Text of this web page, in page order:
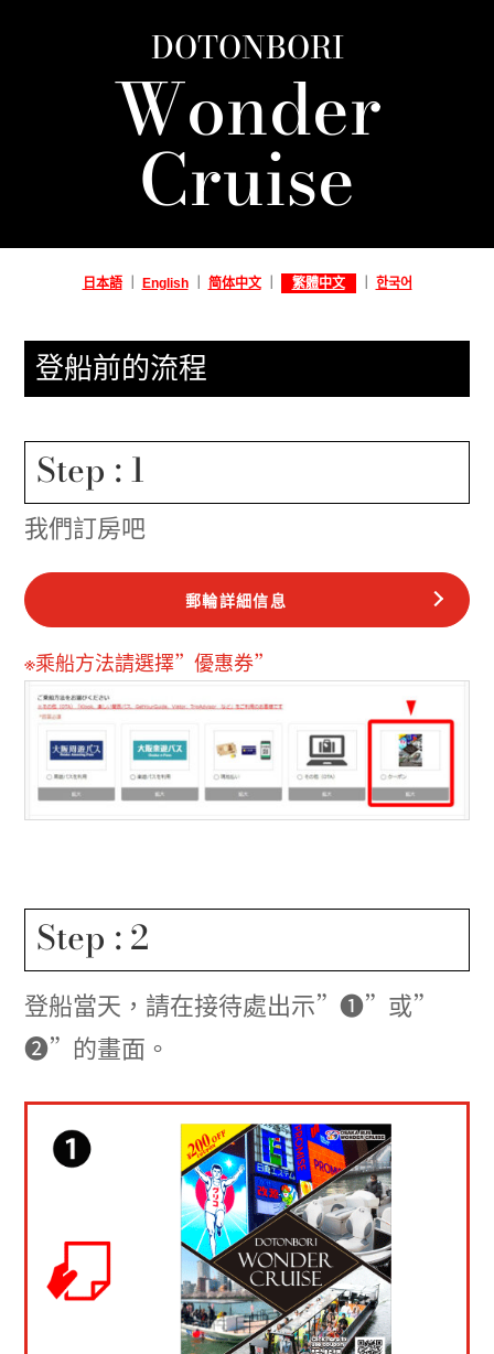
DOTONBORI
Wonder
Cruise
日本語｜ English｜ 简体中文｜ 繁體中文 한국어
登船前的流程
Step : 1
我們訂房吧
郵輪詳細信息
※乘船方法請選擇”優惠券”
Step : 2
登船當天，請在接待處出示”❶”或”
❷”的畫面。